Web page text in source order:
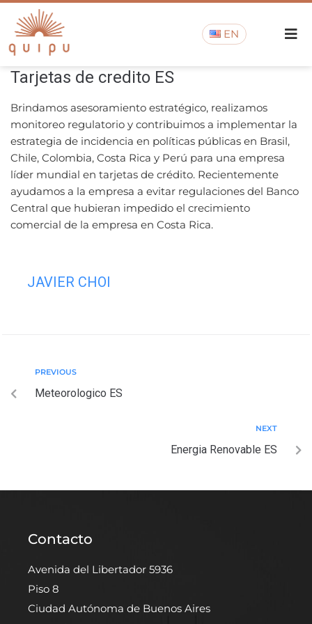
EN
Tarjetas de credito ES
Brindamos asesoramiento estratégico, realizamos
monitoreo regulatorio y contribuimos a implementar la
estrategia de incidencia en políticas públicas en Brasil,
Chile, Colombia, Costa Rica y Perú para una empresa
líder mundial en tarjetas de crédito. Recientemente
ayudamos a la empresa a evitar regulaciones del Banco
Central que hubieran impedido el crecimiento
comercial de la empresa en Costa Rica.
JAVIER CHOI
PREVIOUS
Meteorologico ES
NEXT
Energia Renovable ES
Contacto
Avenida del Libertador 5936
Piso 8
Ciudad Autónoma de Buenos Aires